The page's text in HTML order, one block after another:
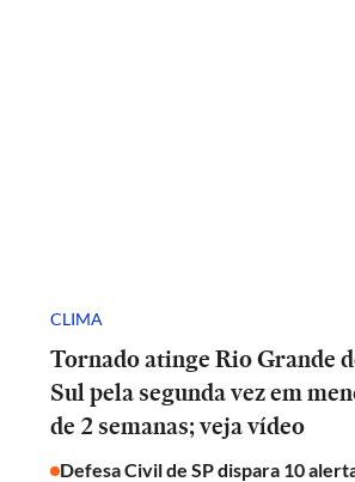
CLIMA
Tornado atinge Rio Grande
Sul pela segunda vez em
de 2 semanas; veja vídeo
Defesa Civil de SP dispara 10